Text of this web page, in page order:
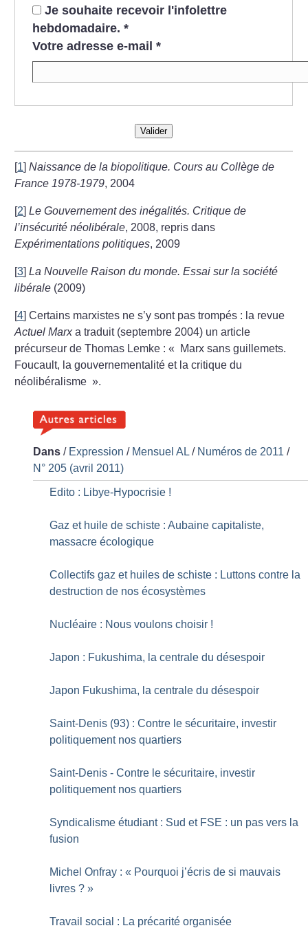
Je souhaite recevoir l'infolettre
hebdomadaire. *
Votre adresse e-mail *
Valider
[1]Naissance de la biopolitique. Cours au Collège de
France 1978-1979, 2004
[2]Le Gouvernement des inégalités. Critique de
l’insécurité néolibérale, 2008, repris dans
Expérimentations politiques, 2009
[3]La Nouvelle Raison du monde. Essai sur la société
libérale (2009)
[4]Certains marxistes ne s’y sont pas trompés : la revue
Actuel Marxa traduit (septembre 2004) un article
précurseur de Thomas Lemke : «
Marx sans guillemets.
Foucault, la gouvernementalité et la critique du
néolibéralisme ».
Dans / Expression / Mensuel AL / Numéros de 2011 /
N° 205 (avril 2011)
Edito : Libye-Hypocrisie !
Gaz et huile de schiste : Aubaine capitaliste,
massacre écologique
Collectifs gaz et huiles de schiste : Luttons contre la
destruction de nos écosystèmes
Nucléaire : Nous voulons choisir !
Japon : Fukushima, la centrale du désespoir
Japon Fukushima, la centrale du désespoir
Saint-Denis (93) : Contre le sécuritaire, investir
politiquement nos quartiers
Saint-Denis - Contre le sécuritaire, investir
politiquement nos quartiers
Syndicalisme étudiant : Sud et FSE : un pas vers la
fusion
Michel Onfray : « Pourquoi j’écris de si mauvais
livres ? »
Travail social : La précarité organisée